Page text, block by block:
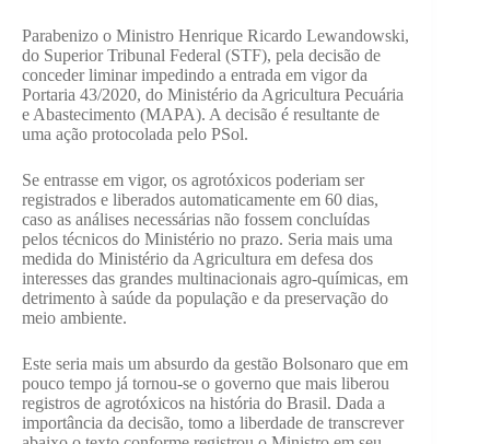
Parabenizo o Ministro Henrique Ricardo Lewandowski,
do Superior Tribunal Federal (STF), pela decisão de
conceder liminar impedindo a entrada em vigor da
Portaria 43/2020, do Ministério da Agricultura Pecuária
e Abastecimento (MAPA). A decisão é resultante de
uma ação protocolada pelo PSol.
Se entrasse em vigor, os agrotóxicos poderiam ser
registrados e liberados automaticamente em 60 dias,
caso as análises necessárias não fossem concluídas
pelos técnicos do Ministério no prazo. Seria mais uma
medida do Ministério da Agricultura em defesa dos
interesses das grandes multinacionais agro-químicas, em
detrimento à saúde da população e da preservação do
meio ambiente.
Este seria mais um absurdo da gestão Bolsonaro que em
pouco tempo já tornou-se o governo que mais liberou
registros de agrotóxicos na história do Brasil. Dada a
importância da decisão, tomo a liberdade de transcrever